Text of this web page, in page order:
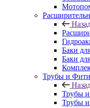
Баки
Баки
Трубы и
Трубы
Трубы